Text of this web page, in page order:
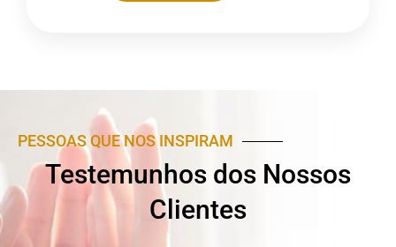
PESSOAS QUE NOS INSPIRAM
Testemunhos dos Nossos
Clientes